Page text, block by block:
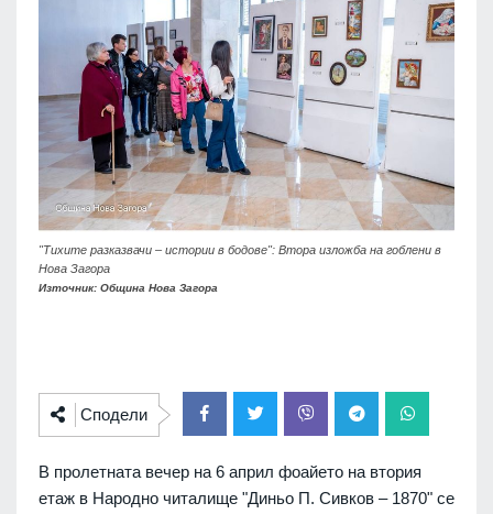
"Тихите разказвачи – истории в бодове": Втора изложба на гоблени в
Нова Загора
Източник: Община Нова Загора
Сподели
В пролетната вечер на 6 април фоайето на втория
етаж в Народно читалище "Диньо П. Сивков – 1870" се